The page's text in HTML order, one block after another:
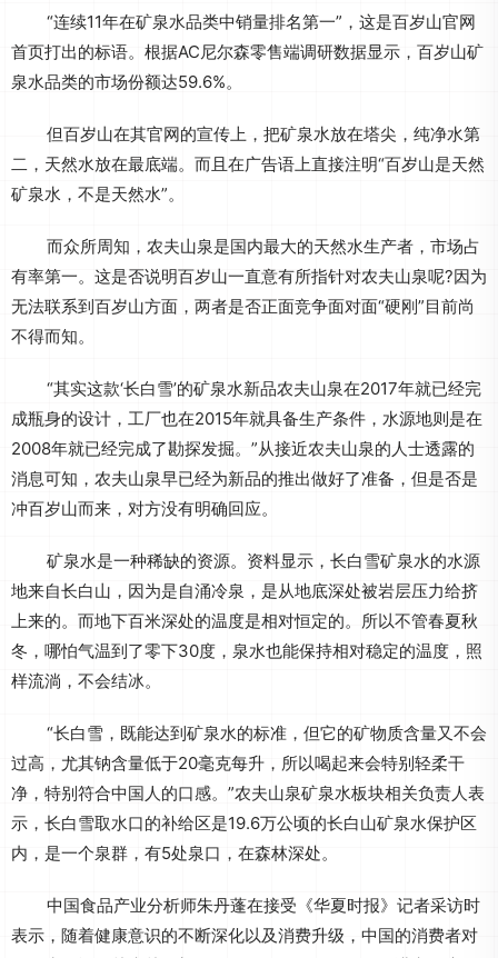
“连续11年在矿泉水品类中销量排名第一”，这是百岁山官网
首页打出的标语。根据AC尼尔森零售端调研数据显示，百岁山矿
泉水品类的市场份额达59.6%。
但百岁山在其官网的宣传上，把矿泉水放在塔尖，纯净水第
二，天然水放在最底端。而且在广告语上直接注明“百岁山是天然
矿泉水，不是天然水”。
而众所周知，农夫山泉是国内最大的天然水生产者，市场占
有率第一。这是否说明百岁山一直意有所指针对农夫山泉呢?因为
无法联系到百岁山方面，两者是否正面竞争面对面“硬刚”目前尚
不得而知。
“其实这款‘长白雪’的矿泉水新品农夫山泉在2017年就已经完
成瓶身的设计，工厂也在2015年就具备生产条件，水源地则是在
2008年就已经完成了勘探发掘。”从接近农夫山泉的人士透露的
消息可知，农夫山泉早已经为新品的推出做好了准备，但是否是
冲百岁山而来，对方没有明确回应。
矿泉水是一种稀缺的资源。资料显示，长白雪矿泉水的水源
地来自长白山，因为是自涌冷泉，是从地底深处被岩层压力给挤
上来的。而地下百米深处的温度是相对恒定的。所以不管春夏秋
冬，哪怕气温到了零下30度，泉水也能保持相对稳定的温度，照
样流淌，不会结冰。
“长白雪，既能达到矿泉水的标准，但它的矿物质含量又不会
过高，尤其钠含量低于20毫克每升，所以喝起来会特别轻柔干
净，特别符合中国人的口感。”农夫山泉矿泉水板块相关负责人表
示，长白雪取水口的补给区是19.6万公顷的长白山矿泉水保护区
内，是一个泉群，有5处泉口，在森林深处。
中国食品产业分析师朱丹蓬在接受《华夏时报》记者采访时
表示，随着健康意识的不断深化以及消费升级，中国的消费者对